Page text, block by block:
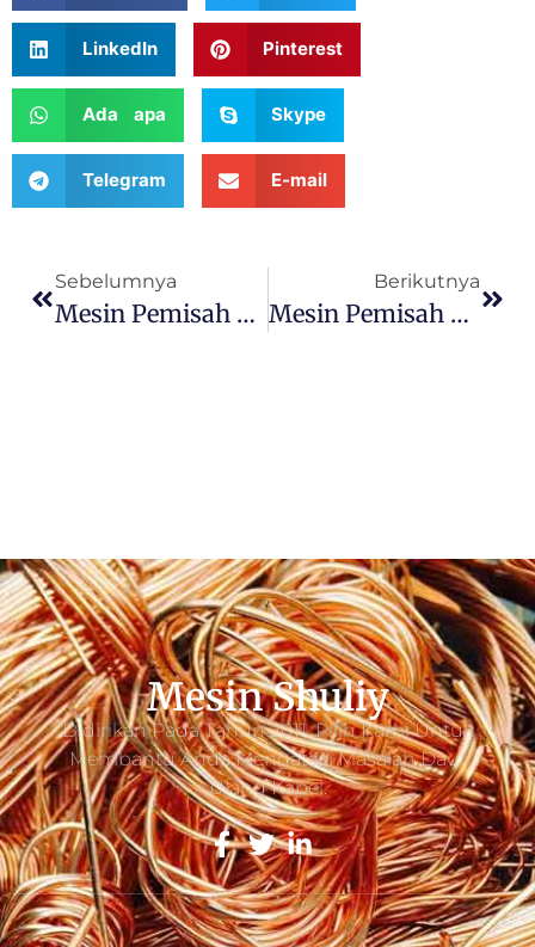
LinkedIn Pinterest
Ada apa Skype
Telegram E-mail
Sebelumnya
Mesin Pemisah Plastik Alumunium
Berikutnya
Mesin Pemisah ACP | Mesin Daur Ulang Panel Komposit Aluminium
Mesin Shuliy
Didirikan Pada Tahun 2011. Pilih Kami Untuk
Membantu Anda Mengatasi Masalah Daur
Ulang Kabel.